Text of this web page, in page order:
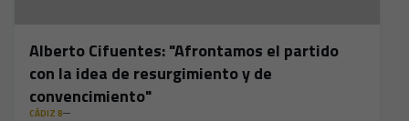
Alberto Cifuentes: "Afrontamos el partido
con la idea de resurgimiento y de
convencimiento"
CÁDIZ B